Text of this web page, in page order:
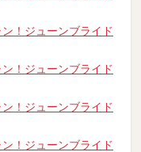
！ジューンブライド
！ジューンブライド
！ジューンブライド
！ジューンブライド